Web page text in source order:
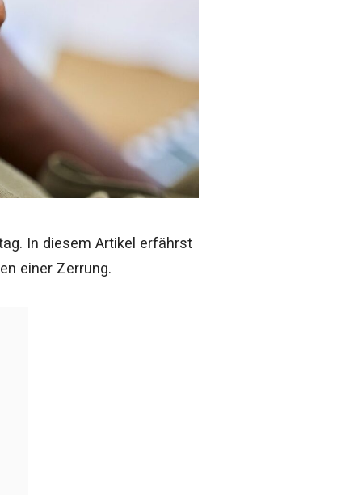
In diesem Artikel erfährst
einer Zerrung.